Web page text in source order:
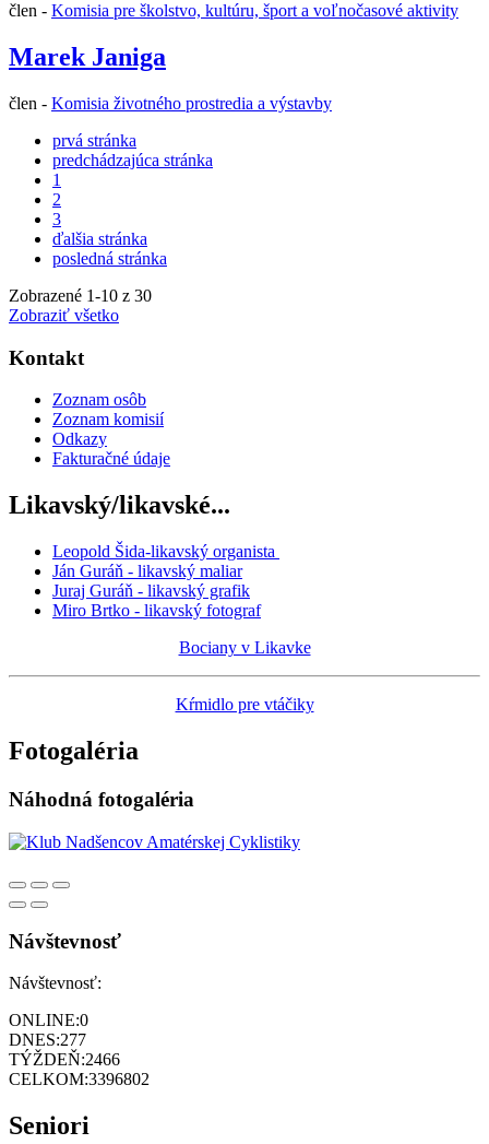
člen - Komisia pre školstvo, kultúru, šport a voľnočasové aktivity
Marek Janiga
člen - Komisia životného prostredia a výstavby
prvá stránka
predchádzajúca stránka
1
2
3
ďalšia stránka
posledná stránka
Zobrazené 1-10 z 30
Zobraziť všetko
Kontakt
Zoznam osôb
Zoznam komisií
Odkazy
Fakturačné údaje
Likavský/likavské...
Leopold Šida-likavský organista
Ján Guráň - likavský maliar
Juraj Guráň - likavský grafik
Miro Brtko - likavský fotograf
Bociany v Likavke
Kŕmidlo pre vtáčiky
Fotogaléria
Náhodná fotogaléria
Návštevnosť
Návštevnosť:
ONLINE:0
DNES:277
TÝŽDEŇ:2466
CELKOM:3396802
Seniori